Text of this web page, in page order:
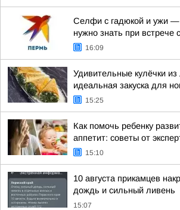
Селфи с гадюкой и ужи —
нужно знать при встрече
16:09
Удивительные кулёчки
идеальная закуска для
15:25
Как помочь ребенку
аппетит: советы от
15:10
10 августа прикамцев
дождь и сильный ливень
15:07